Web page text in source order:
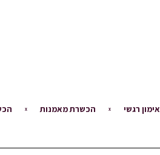
אימון רגשי הכשרת מאמנות